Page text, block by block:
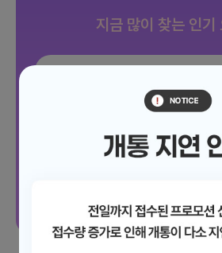
지금 많이 찾는 인기
조이 음성자유 7GB
문자 100건
월 3,300원/ 평생할인